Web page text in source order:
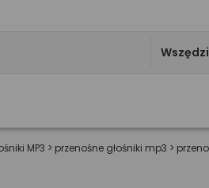
MP3 > przenośne głośniki mp3 >